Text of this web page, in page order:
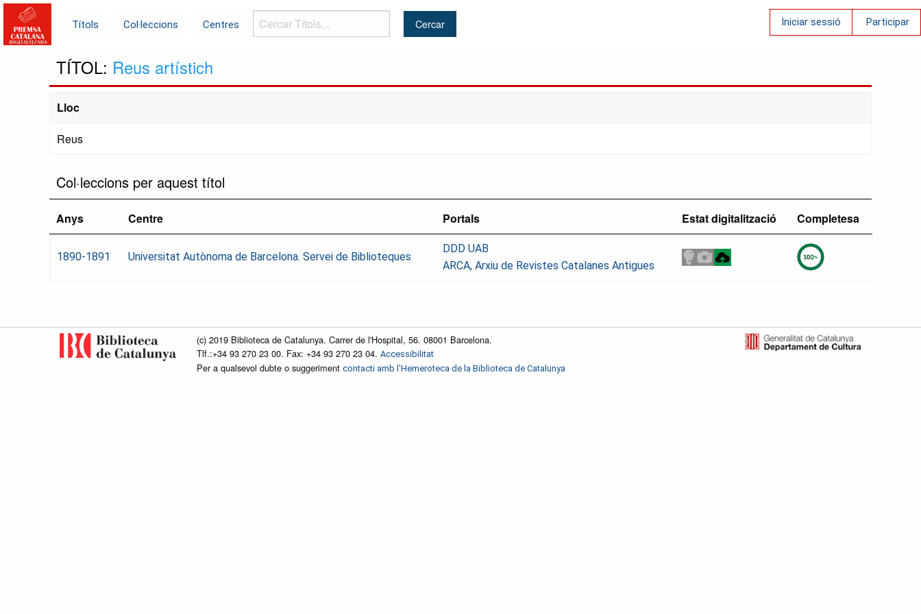
Títols Col·leccions Centres
Cercar
Títols...
Iniciar sessió Participar
TÍTOL: Reus artístich
Lloc
Reus
Col·leccions per aquest títol
Anys Centre Portals Estat digitalització Completesa
1890-1891 Universitat Autònoma de Barcelona. Servei de Biblioteques
DDD UAB
ARCA, Arxiu de Revistes Catalanes Antigues
(c) 2019 Biblioteca de Catalunya. Carrer de l'Hospital, 56. 08001 Barcelona.
Tlf.:+34 93 270 23 00. Fax: +34 93 270 23 04. Accessibilitat
Per a qualsevol dubte o suggeriment contacti amb l'Hemeroteca de la Biblioteca de Catalunya